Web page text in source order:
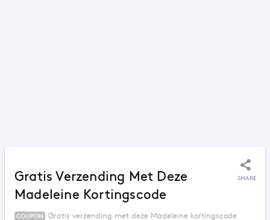
Gratis Verzending Met Deze
Madeleine Kortingscode
SHARE
COUPON Gratis verzending met deze Madeleine kortingscode